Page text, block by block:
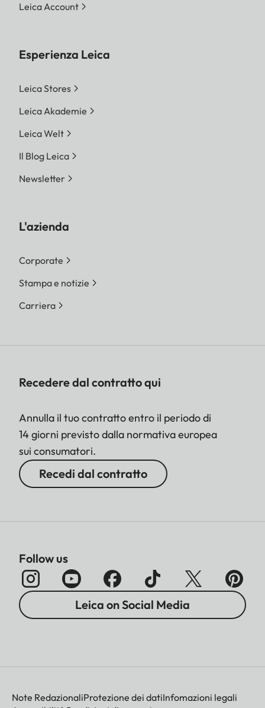
Leica Account
Esperienza Leica
Leica Stores
Leica Akademie
Leica Welt
Il Blog Leica
Newsletter
L'azienda
Corporate
Stampa e notizie
Carriera
Recedere dal contratto qui
Annulla il tuo contratto entro il periodo di
14 giorni previsto dalla normativa europea
sui consumatori.
Recedi dal contratto
Follow us
Leica on Social Media
Note RedazionaliProtezione dei datiInfomazioni legali